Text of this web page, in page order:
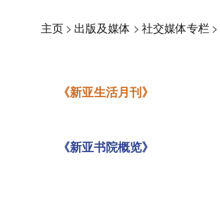
主页> 出版及媒体 > 社交媒体专栏>
《新亚生活月刊》
《新亚书院概览》